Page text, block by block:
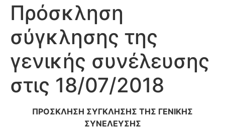
Πρόσκληση
σύγκλησης της
γενικής συνέλευσης
στις 18/07/2018
ΠΡΟΣΚΛΗΣΗ ΣΥΓΚΛΗΣΗΣ ΤΗΣ ΓΕΝΙΚΗΣ
ΣΥΝΕΛΕΥΣΗΣ